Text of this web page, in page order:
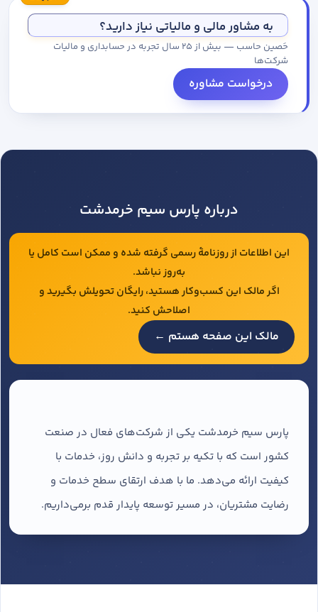
به مشاور مالی و مالیاتی نیاز دارید؟
حَصین حاسب — بیش از ۲۵ سال تجربه در حسابداری و مالیات
شرکت‌ها
درخواست مشاوره
درباره پارس سیم خرمدشت
این اطلاعات از روزنامهٔ رسمی گرفته شده و ممکن است کامل یا
به‌روز نباشد.
اگر مالک این کسب‌وکار هستید، رایگان تحویلش بگیرید و
اصلاحش کنید.
مالک این صفحه هستم ←
پارس سیم خرمدشت یکی از شرکت‌های فعال در صنعت
کشور است که با تکیه بر تجربه و دانش روز، خدمات با
کیفیت ارائه می‌دهد. ما با هدف ارتقای سطح خدمات و
رضایت مشتریان، در مسیر توسعه پایدار قدم برمی‌داریم.